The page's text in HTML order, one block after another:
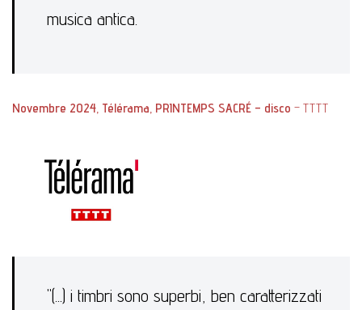
musica antica.
Novembre 2024, Télérama, PRINTEMPS SACRÉ – disco – TTTT
"(...) i timbri sono superbi, ben caratterizzati